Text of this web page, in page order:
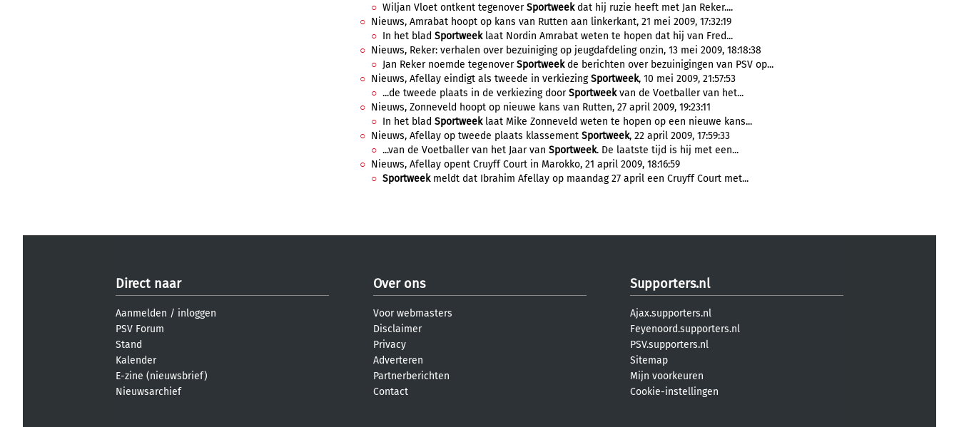
Wiljan Vloet ontkent tegenoverSportweekdat hij ruzie heeft met Jan Reker....
Nieuws, Amrabat hoopt op kans van Rutten aan linkerkant, 21 mei 2009, 17:32:19
In het blad Sportweeklaat Nordin Amrabat weten te hopen dat hij van Fred...
Nieuws, Reker: verhalen over bezuiniging op jeugdafdeling onzin, 13 mei 2009, 18:18:38
Jan Reker noemde tegenoverSportweekde berichten over bezuinigingen van PSV op...
Nieuws, Afellay eindigt als tweede in verkiezingSportweek, 10 mei 2009, 21:57:53
...de tweede plaats in de verkiezing doorSportweekvan de Voetballer van het...
Nieuws, Zonneveld hoopt op nieuwe kans van Rutten, 27 april 2009, 19:23:11
In het blad Sportweeklaat Mike Zonneveld weten te hopen op een nieuwe kans...
Nieuws, Afellay op tweede plaats klassement Sportweek, 22 april 2009, 17:59:33
...van de Voetballer van het Jaar van Sportweek. De laatste tijd is hij met een...
Nieuws, Afellay opent Cruyff Court in Marokko, 21 april 2009, 18:16:59
Sportweekmeldt dat Ibrahim Afellay op maandag 27 april een Cruyff Court met...
Direct naar
Aanmelden / inloggen
PSV Forum
Stand
Kalender
E-zine (nieuwsbrief)
Nieuwsarchief
Over ons
Voor webmasters
Disclaimer
Privacy
Adverteren
Partnerberichten
Contact
Supporters.nl
Ajax.supporters.nl
Feyenoord.supporters.nl
PSV.supporters.nl
Sitemap
Mijn voorkeuren
Cookie-instellingen